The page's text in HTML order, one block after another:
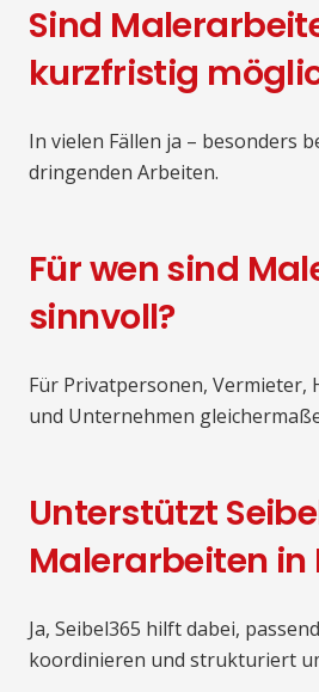
Sind
kurzfristig
In vielen Fällen ja – besonders
dringenden Arbeiten.
Für wen sind
sinnvoll?
Für Privatpersonen, Vermieter,
und Unternehmen
Unterstützt
Malerarbeiten in
Ja, Seibel365 hilft dabei,
koordinieren und strukturiert